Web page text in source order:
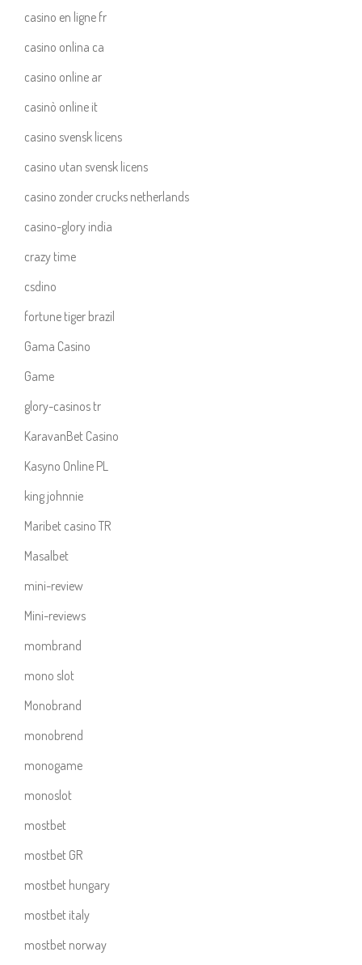
casino en ligne fr
casino onlina ca
casino online ar
casinò online it
casino svensk licens
casino utan svensk licens
casino zonder crucks netherlands
casino-glory india
crazy time
csdino
fortune tiger brazil
Gama Casino
Game
glory-casinos tr
KaravanBet Casino
Kasyno Online PL
king johnnie
Maribet casino TR
Masalbet
mini-review
Mini-reviews
mombrand
mono slot
Monobrand
monobrend
monogame
monoslot
mostbet
mostbet GR
mostbet hungary
mostbet italy
mostbet norway